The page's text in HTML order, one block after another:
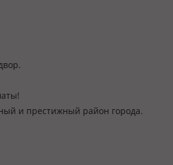
и престижный район города.